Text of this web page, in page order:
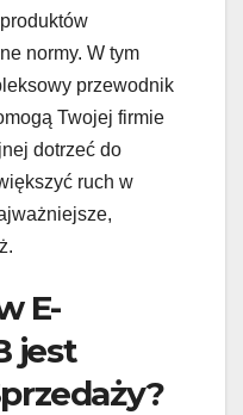
normy. W tym
przewodnik
Twojej firmie
dotrzeć do
ruch w
E-
jest